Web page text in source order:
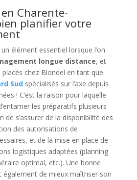
Charente-
planifier votre
élément essentiel lorsque l’on
longue distance, et
chez Blondel en tant que
Sudspécialisés sur l’axe depuis
! C’est la raison pour laquelle
les préparatifs plusieurs
de s’assurer de la disponibilité des
des autorisations de
et de la mise en place de
logistiques adaptées (planning
optimal, etc.). Une bonne
également de mieux maîtriser son